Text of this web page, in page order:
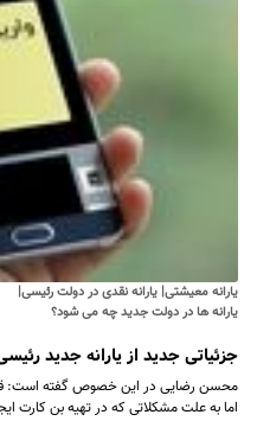
یارانه معیشتی| یارانه نقدی در دولت رئیسی|
یارانه ها در دولت جدید چه می شود؟
جزئیاتی جدید از یارانه جدید
محسن رضایی در این خصوص گفته است: قرار
اما به علت مشکلاتی که در تهیه بن کارت